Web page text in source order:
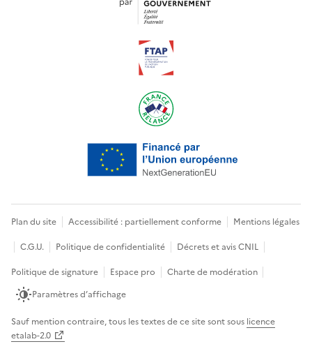
Plan du site Accessibilité : partiellement conforme
Mentions légales
C.G.U.
Politique de confidentialité
Décrets et avis CNIL
Politique de signature
Espace pro
Charte de modération
Paramètres d’affichage
Sauf mention contraire, tous les textes de ce site sont sous licence
etalab-2.0